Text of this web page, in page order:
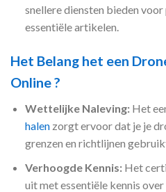
snellere diensten bieden
essentiële artikelen.
Het Belang het een
Online ?
Wettelijke Naleving:Het
halenzorgt ervoor dat je je
grenzen en richtlijnen
Verhoogde Kennis:Het
uit met essentiële kennis over